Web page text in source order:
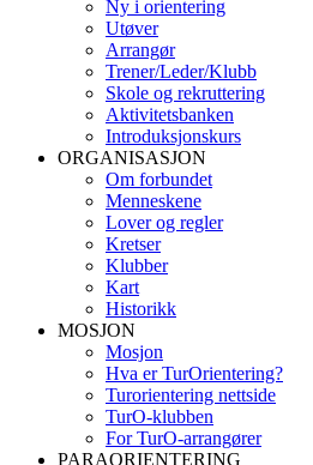
Ny i orientering
Utøver
Arrangør
Trener/Leder/Klubb
Skole og rekruttering
Aktivitetsbanken
Introduksjonskurs
ORGANISASJON
Om forbundet
Menneskene
Lover og regler
Kretser
Klubber
Kart
Historikk
MOSJON
Mosjon
Hva er TurOrientering?
Turorientering nettside
TurO-klubben
For TurO-arrangører
PARAORIENTERING